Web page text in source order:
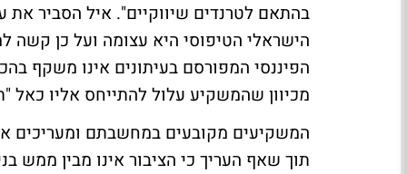
בהתאם לטרנדים שיווקיים". איל הסביר
הישראלי הטיפוסי היא עצומה ועל כן קשה
הפיננסי המפורסם בעיתונים אינו משקף
מכיוון שהמשקיע עלול להתייחס אליו כאל
המשקיעים מקובעים במחשבתם ומעריכים
תוך שאף העריך כי הציבור אינו מבין ממש